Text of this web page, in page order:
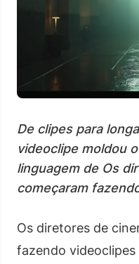
De clipes para
videoclipe moldou
linguagem de Os
começaram
Os diretores de
fazendo